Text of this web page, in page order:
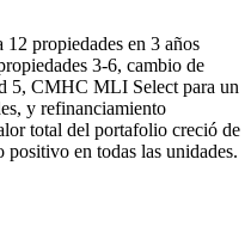
propiedades en 3 años
3-6, cambio de
5, CMHC MLI Select para un
y refinanciamiento
total del portafolio creció de
en todas las unidades.